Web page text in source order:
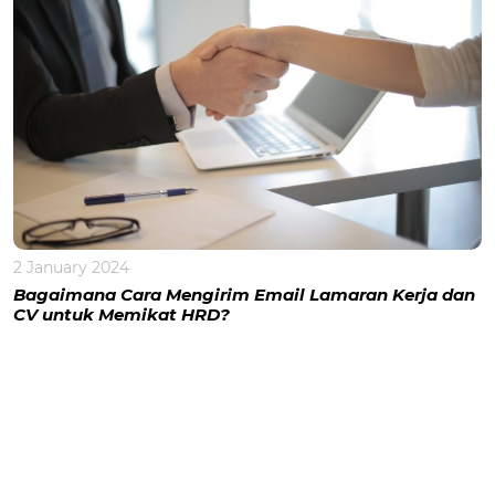
2 January 2024
Bagaimana Cara Mengirim Email Lamaran Kerja dan
CV untuk Memikat HRD?